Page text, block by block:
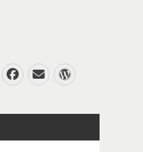
Facebook
E-
post